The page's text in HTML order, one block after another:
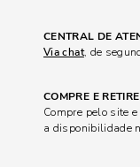
CENTRAL DE
Via chat, de
COMPRE E
Compre pelo site
a disponibilidade